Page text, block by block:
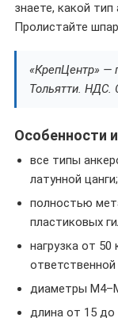
знаете, какой
Пролистайте
«КрепЦентр» —
Тольятти. НДС.
Особенности
все типы
латунной цанги;
полностью
пластиковых
нагрузка от
диаметры
длина от 15